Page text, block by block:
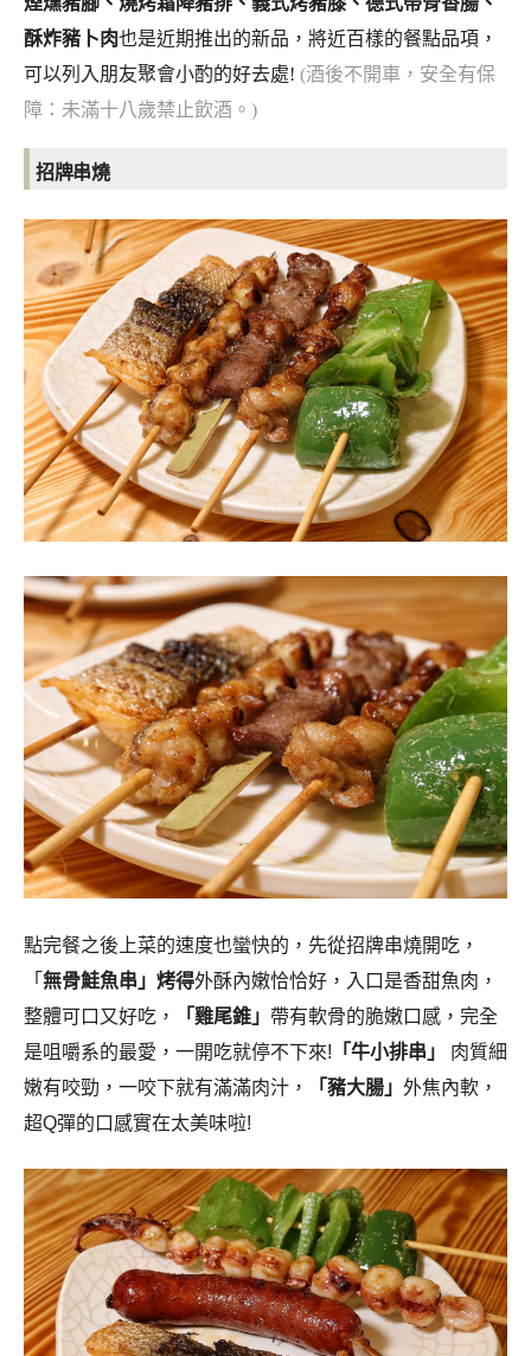
酥炸豬卜肉也是近期推出的新品，將近百樣的餐點品項，
可以列入朋友聚會小酌的好去處! (酒後不開車，安全有保
障：未滿十八歲禁止飲酒。)
招牌串燒
點完餐之後上菜的速度也蠻快的，先從招牌串燒開吃，
「 無骨鮭魚串」烤得外酥內嫩恰恰好，入口是香甜魚肉，
整體可口又好吃，
「雞尾錐」 帶有軟骨的脆嫩口感，完全
是咀嚼系的最愛，一開吃就停不下來! 「牛小排串」
肉質細
嫩有咬勁，一咬下就有滿滿肉汁，
「豬大腸」 外焦內軟，
超Q彈的口感實在太美味啦!